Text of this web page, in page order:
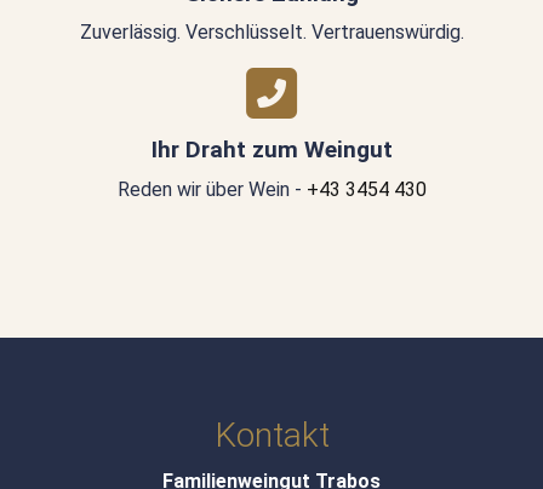
Zuverlässig. Verschlüsselt. Vertrauenswürdig.
Ihr Draht zum Weingut
Reden wir über Wein - +43 3454 430
Kontakt
Familienweingut Trabos